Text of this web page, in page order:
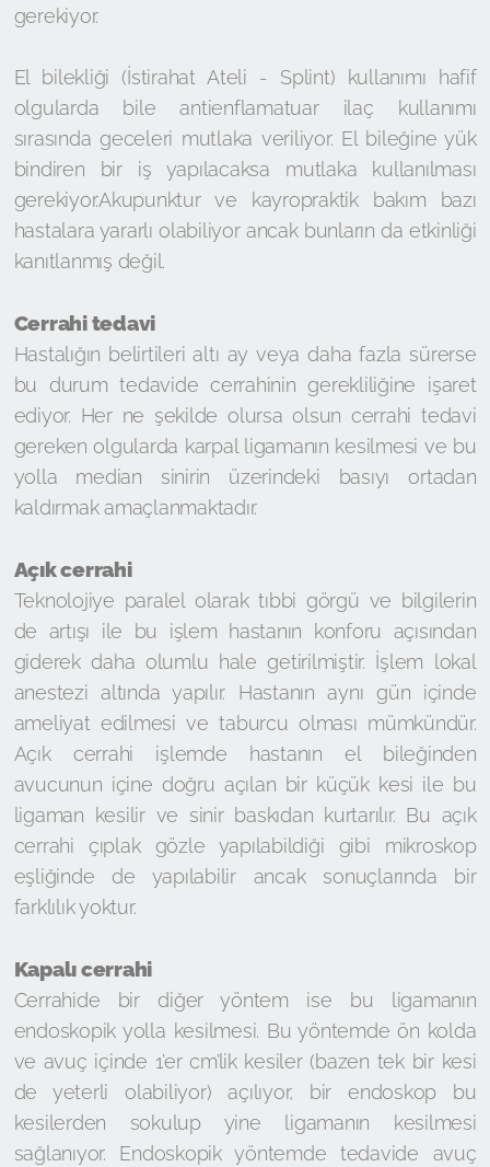
gerekiyor.
El bilekliği (İstirahat Ateli - Splint) kullanımı hafif
olgularda bile antienflamatuar ilaç kullanımı
sırasında geceleri mutlaka veriliyor. El bileğine yük
bindiren bir iş yapılacaksa mutlaka kullanılması
gerekiyor.Akupunktur ve kayropraktik bakım bazı
hastalara yararlı olabiliyor ancak bunların da etkinliği
kanıtlanmış değil.
Cerrahi tedavi
Hastalığın belirtileri altı ay veya daha fazla sürerse
bu durum tedavide cerrahinin gerekliliğine işaret
ediyor. Her ne şekilde olursa olsun cerrahi tedavi
gereken olgularda karpal ligamanın kesilmesi ve bu
yolla median sinirin üzerindeki basıyı ortadan
kaldırmak amaçlanmaktadır.
Açık cerrahi
Teknolojiye paralel olarak tıbbi görgü ve bilgilerin
de artışı ile bu işlem hastanın konforu açısından
giderek daha olumlu hale getirilmiştir. İşlem lokal
anestezi altında yapılır. Hastanın aynı gün içinde
ameliyat edilmesi ve taburcu olması mümkündür.
Açık cerrahi işlemde hastanın el bileğinden
avucunun içine doğru açılan bir küçük kesi ile bu
ligaman kesilir ve sinir baskıdan kurtarılır. Bu açık
cerrahi çıplak gözle yapılabildiği gibi mikroskop
eşliğinde de yapılabilir ancak sonuçlarında bir
farklılık yoktur.
Kapalı cerrahi
Cerrahide bir diğer yöntem ise bu ligamanın
endoskopik yolla kesilmesi. Bu yöntemde ön kolda
ve avuç içinde 1’er cm’lik kesiler (bazen tek bir kesi
de yeterli olabiliyor) açılıyor, bir endoskop bu
kesilerden sokulup yine ligamanın kesilmesi
sağlanıyor. Endoskopik yöntemde tedavide avuç